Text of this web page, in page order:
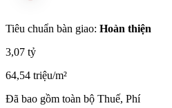
Tiêu chuẩn bàn giao: Hoàn thiện
3,07 tỷ
64,54 triệu/m²
Đã bao gồm toàn bộ Thuế, Phí